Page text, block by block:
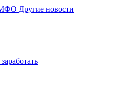
МФО Другие новости